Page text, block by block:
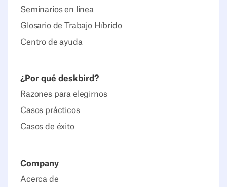
Seminarios en línea
Glosario de Trabajo Híbrido
Centro de ayuda
¿Por qué deskbird?
Razones para elegirnos
Casos prácticos
Casos de éxito
Company
Acerca de